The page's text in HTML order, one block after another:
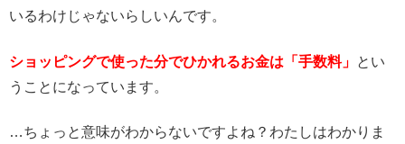
いるわけじゃないらしいんです。
ショッピングで使った分でひかれるお金は「手数料」 とい
うことになっています。
…ちょっと意味がわからないですよね？わたしはわかりま